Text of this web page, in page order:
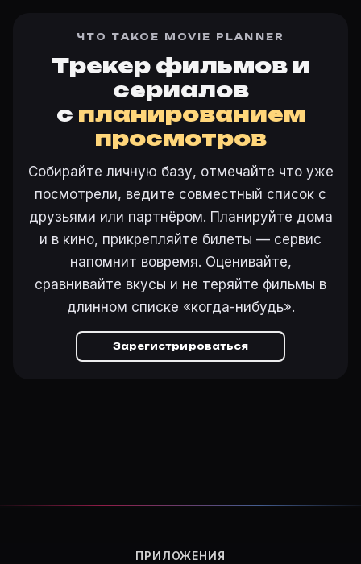
ЧТО ТАКОЕ MOVIE PLANNER
Трекер фильмов и
сериалов
с планированием
просмотров
Собирайте личную базу, отмечайте что уже
посмотрели, ведите совместный список с
друзьями или партнёром. Планируйте дома
и в кино, прикрепляйте билеты — сервис
напомнит вовремя. Оценивайте,
сравнивайте вкусы и не теряйте фильмы в
длинном списке «когда-нибудь».
Зарегистрироваться
ПРИЛОЖЕНИЯ